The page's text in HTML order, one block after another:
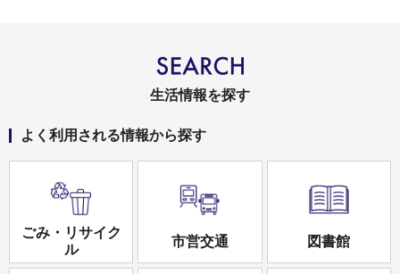
生活情報を探す
よく利用される情報から探す
ごみ・リサイク
ル
市営交通 図書館